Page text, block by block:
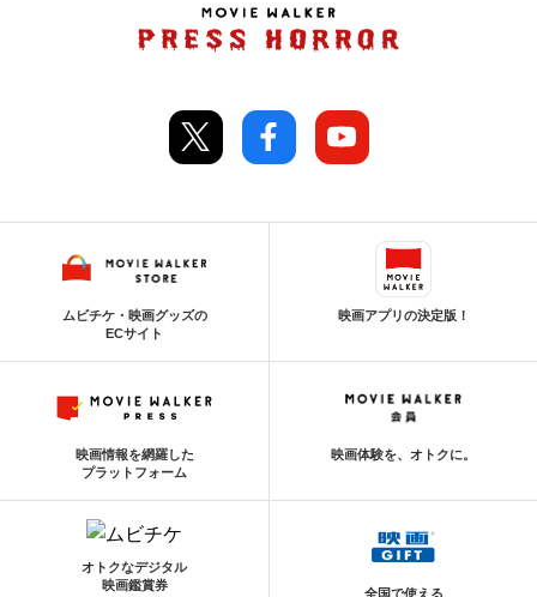
ムビチケ・映画グッズの
ECサイト
映画アプリの決定版！
映画情報を網羅した
プラットフォーム
映画体験を、オトクに。
オトクなデジタル
映画鑑賞券
全国で使える